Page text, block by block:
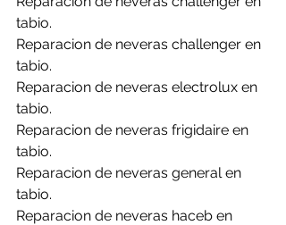
tabio.
Reparacion de neveras challenger en
tabio.
Reparacion de neveras electrolux en
tabio.
Reparacion de neveras frigidaire en
tabio.
Reparacion de neveras general en
tabio.
Reparacion de neveras haceb en